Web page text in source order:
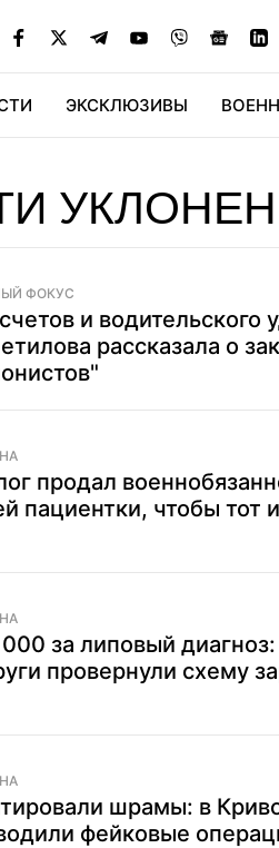
ЭКСКЛЮЗИВЫ
ФОКУС
и водительского
рассказала о
продал
пациентки, чтобы тот
за липовый
провернули схему
шрамы: в
фейковые